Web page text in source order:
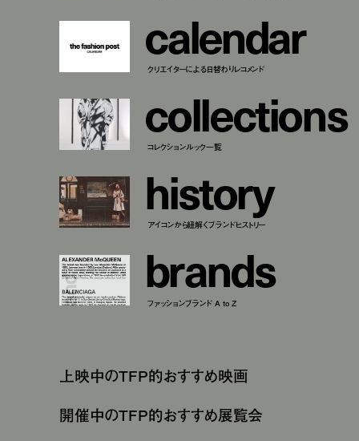
calendar
クリエイターによる日替わりレコメンド
collections
コレクションルック一覧
history
アイコンから紐解くブランドヒストリー
brands
ファッションブランド A to Z
上映中のTFP的おすすめ映画
開催中のTFP的おすすめ展覧会